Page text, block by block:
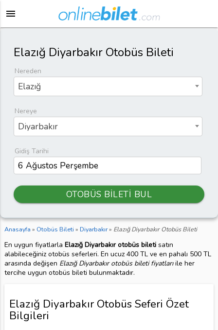
menu
Elazığ Diyarbakır Otobüs Bileti
Nereden
Elazığ
Nereye
Diyarbakır
Gidiş Tarihi
OTOBÜS BİLETİ BUL
Anasayfa » Otobüs Bileti » Diyarbakır» Elazığ Diyarbakır Otobüs Bileti
En uygun fiyatlarla Elazığ Diyarbakır otobüs biletisatın
alabileceğiniz otobüs seferleri. En ucuz 400 TL ve en pahalı 500 TL
arasında değişen Elazığ Diyarbakır otobüs bileti fiyatlarıile her
tercihe uygun otobüs bileti bulunmaktadır.
Elazığ Diyarbakır Otobüs Seferi Özet
Bilgileri